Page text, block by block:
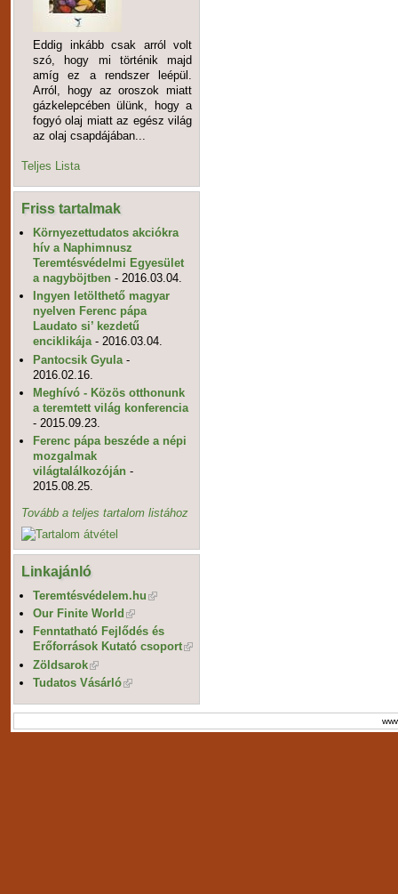
Eddig inkább csak arról volt
szó, hogy mi történik majd
amíg ez a rendszer leépül.
Arról, hogy az oroszok miatt
gázkelepcében ülünk, hogy a
fogyó olaj miatt az egész világ
az olaj csapdájában...
Teljes Lista
Friss tartalmak
Környezettudatos akciókra
hív a Naphimnusz
Teremtésvédelmi Egyesület
a nagyböjtben - 2016.03.04.
Ingyen letölthető magyar
nyelven Ferenc pápa
Laudato si’ kezdetű
enciklikája - 2016.03.04.
Pantocsik Gyula -
2016.02.16.
Meghívó - Közös otthonunk
a teremtett világ konferencia
- 2015.09.23.
Ferenc pápa beszéde a népi
mozgalmak
világtalálkozóján -
2015.08.25.
Tovább a teljes tartalom listához
Linkajánló
Teremtésvédelem.hu
Our Finite World
Fenntatható Fejlődés és
Erőforrások Kutató csoport
Zöldsarok
Tudatos Vásárló